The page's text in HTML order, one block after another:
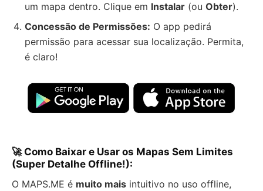
um mapa dentro. Clique em Instalar (ou Obter).
Concessão de Permissões: O app pedirá
permissão para acessar sua localização. Permita,
é claro!
🚀 Como Baixar e Usar os Mapas Sem Limites
(Super Detalhe Offline!):
O MAPS.ME é muito mais intuitivo no uso offline,